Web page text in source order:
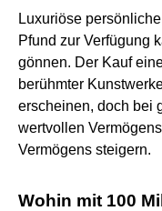
Luxuriöse
Pfund zur Verfügung
gönnen. Der Kauf
berühmter
erscheinen, doch bei
wertvollen
Vermögens steigern.
Wohin mit 100